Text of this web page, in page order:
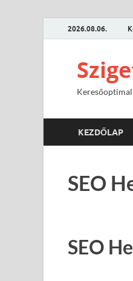
2026.08.06.
KEZDŐLAP
SEO
SEO